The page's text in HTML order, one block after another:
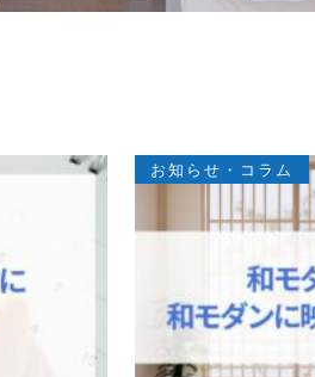
お知らせ・コラム